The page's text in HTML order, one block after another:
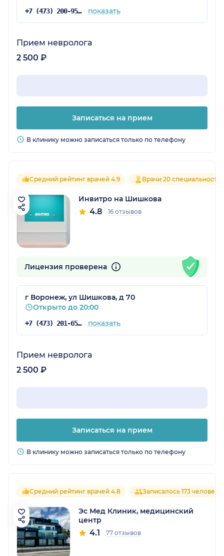
+7 (473) 200-95-76 показать
Прием невролога
2 500 ₽
Записаться на прием
В клинику можно записаться только по телефону
Средний рейтинг врачей 4.9 Врачи 20
Инвитро на Шишкова
4.8 16 отзывов
Лицензия проверена
г Воронеж, ул Шишкова, д 70
Открыто до 20:00
+7 (473) 201-65-34 показать
Прием невролога
2 500 ₽
Записаться на прием
В клинику можно записаться только по телефону
Средний рейтинг врачей 4.8 Записалось 173 человека
Эс Мед Клиник, медицинский
центр
4.1 77 отзывов